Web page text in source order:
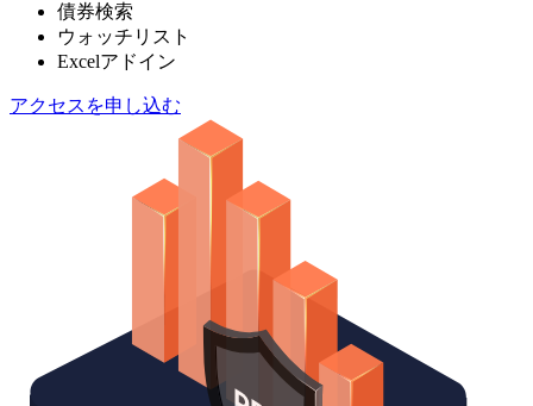
債券検索
ウォッチリスト
Excelアドイン
アクセスを申し込む